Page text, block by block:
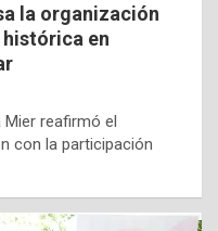
la organización
en
reafirmó el
con la participación